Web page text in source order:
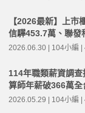
【2026最新】上市
信驊453.7萬、聯發
創高
2026.06.30 | 104小編 |
114年職類薪資調
算師年薪破366萬全
2026.05.29 | 104小編 |